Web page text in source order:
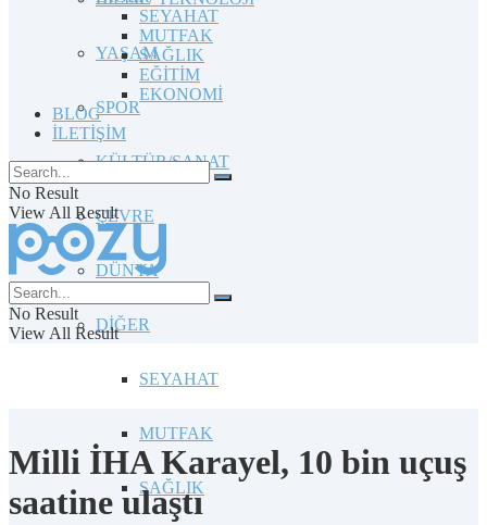
YAŞAM
SPOR
KÜLTÜR/SANAT
ÇEVRE
DÜNYA
DİĞER
SEYAHAT
MUTFAK
SAĞLIK
SEYAHAT
MUTFAK
SAĞLIK
EĞİTİM
EKONOMİ
BLOG
İLETİŞİM
No Result
View All Result
No Result
View All Result
Milli İHA Karayel, 10 bin uçuş
saatine ulaştı